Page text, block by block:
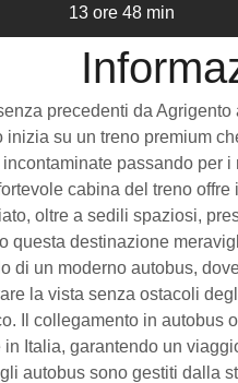
13 ore 48 min
precedenti da Agrigento
inizia su un treno premium
passando per
cabina del treno
oltre a sedili spaziosi,
questa destinazione
di un moderno autobus,
la vista senza ostacoli
Il collegamento in autobus
Italia, garantendo un
autobus sono gestiti dalla